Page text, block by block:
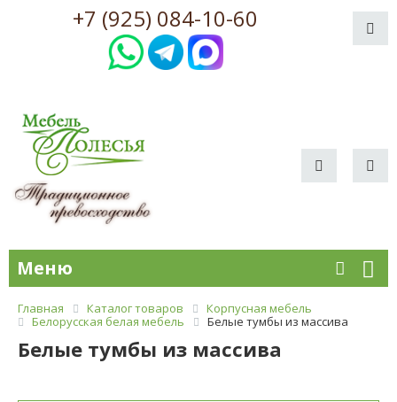
+7 (925) 084-10-60
Меню
Главная Каталог товаров
Корпусная мебель
Белорусская белая мебель
Белые тумбы из массива
Белые тумбы из массива